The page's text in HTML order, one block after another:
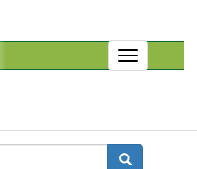
Toggle
navigation